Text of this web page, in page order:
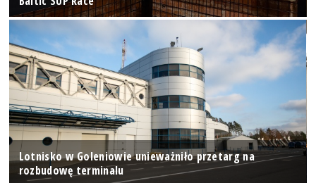
Lotnisko w Goleniowie unieważniło przetarg na
rozbudowę terminalu